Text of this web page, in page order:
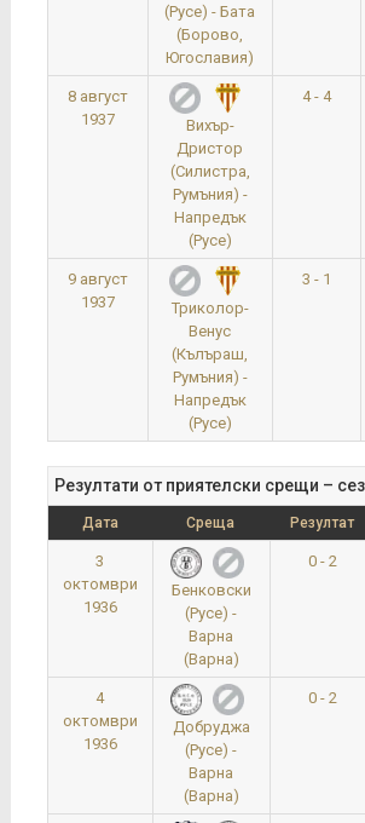
(Русе) - Бата
(Борово,
Югославия)
8 август
1937
Вихър-
Дристор
(Силистра,
Румъния) -
Напредък
(Русе)
4 - 4
9 август
1937
Триколор-
Венус
(Кълъраш,
Румъния) -
Напредък
(Русе)
3 - 1
Резултати от приятелски срещи –
Дата Среща Резултат
3
октомври
1936
Бенковски
(Русе) -
Варна
(Варна)
0 - 2
4
октомври
1936
Добруджа
(Русе) -
Варна
(Варна)
0 - 2